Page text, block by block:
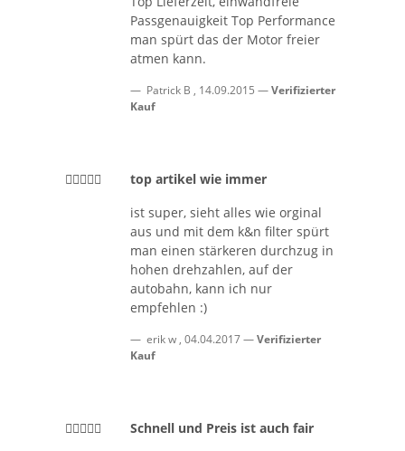
Passgenauigkeit Top Performance
man spürt das der Motor freier
atmen kann.
Patrick B , 14.09.2015
Verifizierter
Kauf
top artikel wie immer
ist super, sieht alles wie orginal
aus und mit dem k&n filter spürt
man einen stärkeren durchzug in
hohen drehzahlen, auf der
autobahn, kann ich nur
empfehlen :)
erik w , 04.04.2017
Verifizierter
Kauf
Schnell und Preis ist auch fair